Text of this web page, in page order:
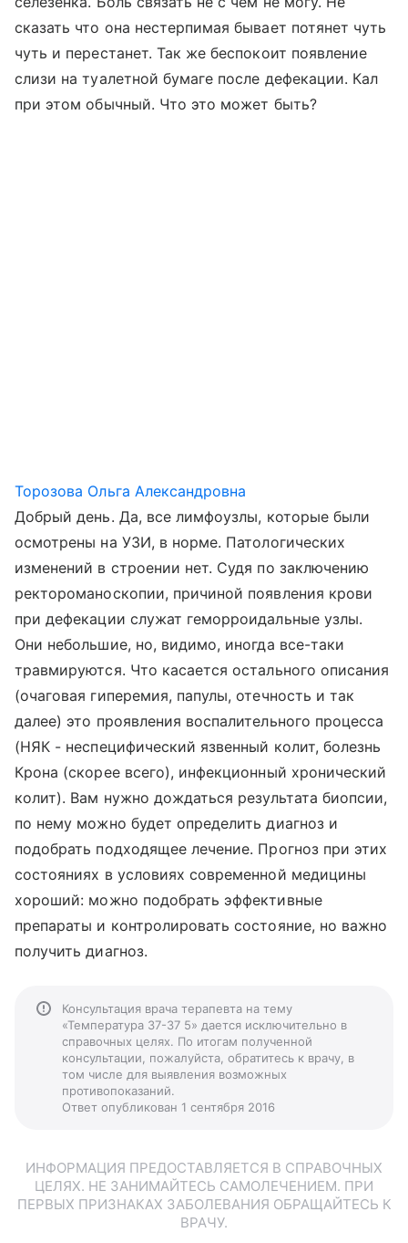
сказать что она нестерпимая бывает потянет чуть
чуть и перестанет. Так же беспокоит появление
слизи на туалетной бумаге после дефекации. Кал
при этом обычный. Что это может быть?
Торозова Ольга Александровна
Добрый день. Да, все лимфоузлы, которые были
осмотрены на УЗИ, в норме. Патологических
изменений в строении нет. Судя по заключению
ректороманоскопии, причиной появления крови
при дефекации служат геморроидальные узлы.
Они небольшие, но, видимо, иногда все-таки
травмируются. Что касается остального описания
(очаговая гиперемия, папулы, отечность и так
далее) это проявления воспалительного процесса
(НЯК - неспецифический язвенный колит, болезнь
Крона (скорее всего), инфекционный хронический
колит). Вам нужно дождаться результата биопсии,
по нему можно будет определить диагноз и
подобрать подходящее лечение. Прогноз при этих
состояниях в условиях современной медицины
хороший: можно подобрать эффективные
препараты и контролировать состояние, но важно
получить диагноз.
Консультация врача терапевта на тему
«Температура 37-37 5» дается исключительно в
справочных целях. По итогам полученной
консультации, пожалуйста, обратитесь к врачу, в
том числе для выявления возможных
противопоказаний.
Ответ опубликован 1 сентября 2016
ИНФОРМАЦИЯ ПРЕДОСТАВЛЯЕТСЯ В СПРАВОЧНЫХ
ЦЕЛЯХ. НЕ ЗАНИМАЙТЕСЬ САМОЛЕЧЕНИЕМ. ПРИ
ПЕРВЫХ ПРИЗНАКАХ ЗАБОЛЕВАНИЯ ОБРАЩАЙТЕСЬ К
ВРАЧУ.